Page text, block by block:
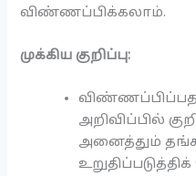
விண்ணப்பிக்கலாம்.
முக்கிய குறிப்பு:
அறிவிப்பில்
அனைத்தும்